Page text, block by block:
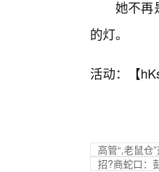
她不再
的灯。
活动：【
高管“,老鼠仓
招?商蛇口：